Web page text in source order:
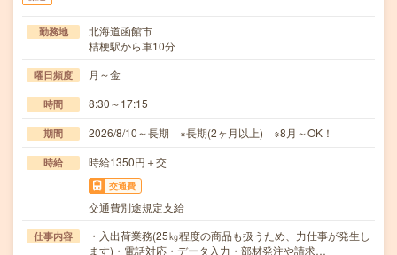
勤務地
北海道函館市
桔梗駅から車10分
曜日頻度 月～金
時間 8:30～17:15
期間 2026/8/10～長期 ※長期(2ヶ月以上) ※8月～OK！
時給 時給1350円＋交
交通費
交通費別途規定支給
仕事内容
・入出荷業務(25㎏程度の商品も扱うため、力仕事が発生し
ます)・電話対応・データ入力・部材発注や請求…